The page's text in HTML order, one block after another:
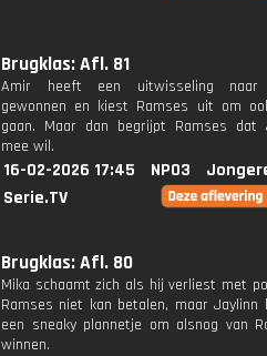
Brugklas: Afl. 81
Amir heeft een uitwisseling naar
gewonnen en kiest Ramses uit om
gaan. Maar dan begrijpt Ramses dat
mee wil.
16-02-2026 17:45 NPO3
Serie.TV
Brugklas: Afl. 80
Mika schaamt zich als hij verliest met
Ramses niet kan betalen, maar Jaylinn
een sneaky plannetje om alsnog van
winnen.